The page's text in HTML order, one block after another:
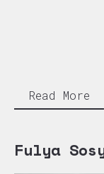
Read More
Fulya